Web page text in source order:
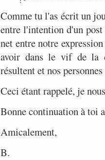
Comme tu l'as écrit un
entre l'intention d'un
net entre notre
avoir dans le vif de la
résultent et nos
Ceci étant rappelé, je
Bonne continuation à toi
Amicalement,
B.